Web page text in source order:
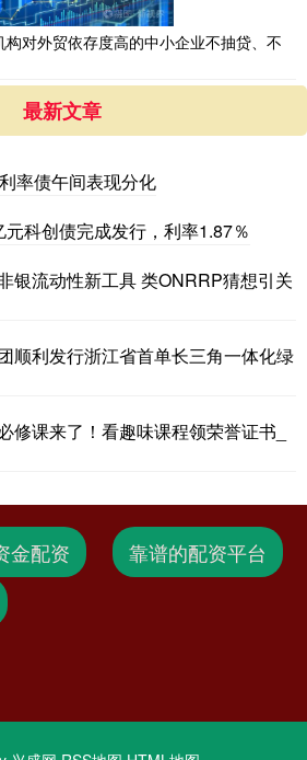
对外贸依存度高的中小企业不抽贷、不
最新文章
率债午间表现分化
科创债完成发行，利率1.87％
银流动性新工具 类ONRRP猜想引关
顺利发行浙江省首单长三角一体化绿
修课来了！看趣味课程领荣誉证书_
金配资
靠谱的配资平台